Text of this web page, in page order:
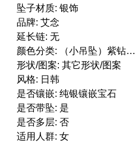
坠子材质: 银饰
品牌: 艾念
延长链: 无
颜色分类: （小吊坠）紫钻链长45CM现货 （小吊坠）紫钻链长40CM现货 （小吊坠）白钻链长45CM现货 （小吊坠）白钻链长40CM现货 （大吊坠）紫钻链长45CM现货 （大吊坠）紫钻链长40CM现货 （大吊坠）白钻链长45CM现货 （大吊坠）白钻链长40CM现货
形状/图案: 其它形状/图案
风格: 日韩
是否镶嵌: 纯银镶嵌宝石
是否带坠: 是
是否多层: 否
适用人群: 女